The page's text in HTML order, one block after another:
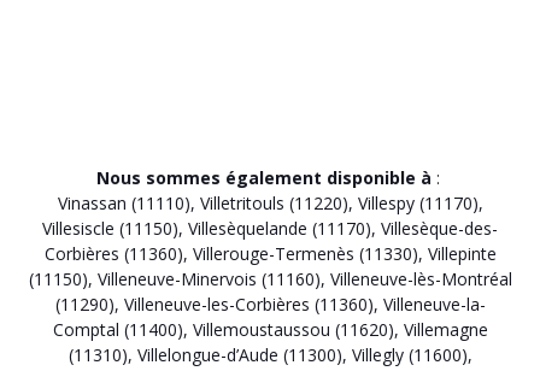
Nous sommes également disponible à :
Vinassan (11110), Villetritouls (11220), Villespy (11170),
Villesiscle (11150), Villesèquelande (11170), Villesèque-des-
Corbières (11360), Villerouge-Termenès (11330), Villepinte
(11150), Villeneuve-Minervois (11160), Villeneuve-lès-Montréal
(11290), Villeneuve-les-Corbières (11360), Villeneuve-la-
Comptal (11400), Villemoustaussou (11620), Villemagne
(11310), Villelongue-d’Aude (11300), Villegly (11600),